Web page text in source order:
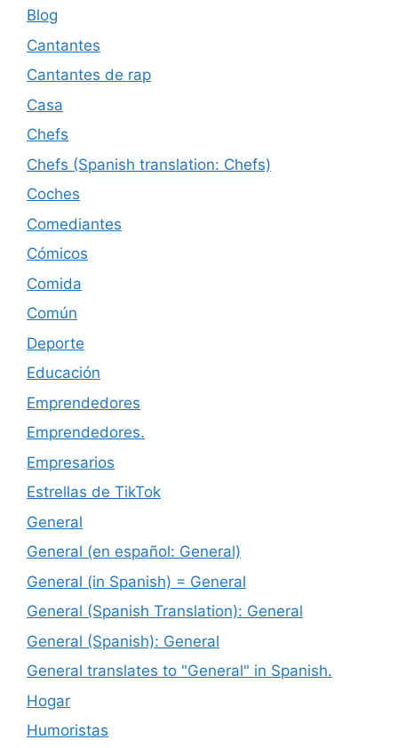
Blog
Cantantes
Cantantes de rap
Casa
Chefs
Chefs (Spanish translation: Chefs)
Coches
Comediantes
Cómicos
Comida
Común
Deporte
Educación
Emprendedores
Emprendedores.
Empresarios
Estrellas de TikTok
General
General (en español: General)
General (in Spanish) = General
General (Spanish Translation): General
General (Spanish): General
General translates to "General" in Spanish.
Hogar
Humoristas